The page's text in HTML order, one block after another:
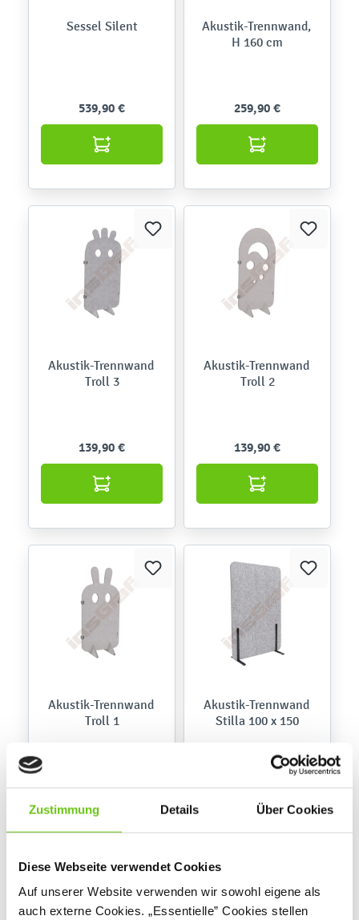
Zustimmung Details Über Cookies
Diese Webseite verwendet Cookies
Auf unserer Website verwenden wir sowohl eigene als
auch externe Cookies. „Essentielle” Cookies stellen
Sessel Silent
539,90 €
Akustik-Trennwand,
H 160 cm
259,90 €
Akustik-Trennwand
Troll 3
139,90 €
Akustik-Trennwand
Troll 2
139,90 €
Akustik-Trennwand
Troll 1
139,90 €
Akustik-Trennwand
Stilla 100 x 150
239,90 €